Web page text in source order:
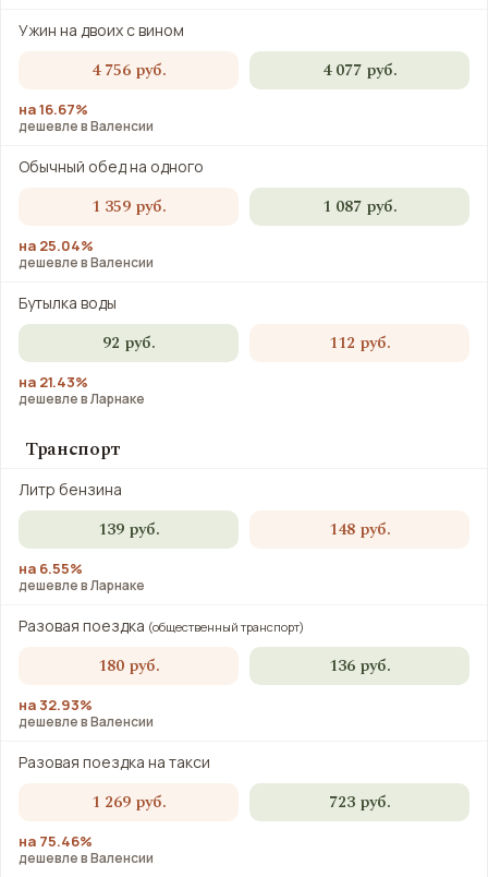
Ужин на двоих с вином
4 756 руб. 4 077 руб.
на 16.67%
дешевле в Валенсии
Обычный обед на одного
1 359 руб. 1 087 руб.
на 25.04%
дешевле в Валенсии
Бутылка воды
92 руб. 112 руб.
на 21.43%
дешевле в Ларнаке
Транспорт
Литр бензина
139 руб. 148 руб.
на 6.55%
дешевле в Ларнаке
Разовая поездка (общественный транспорт)
180 руб. 136 руб.
на 32.93%
дешевле в Валенсии
Разовая поездка на такси
1 269 руб. 723 руб.
на 75.46%
дешевле в Валенсии